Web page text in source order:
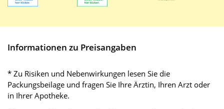
Informationen zu Preisangaben
* Zu Risiken und Nebenwirkungen lesen Sie die
Packungsbeilage und fragen Sie Ihre Ärztin, Ihren Arzt oder
in Ihrer Apotheke.